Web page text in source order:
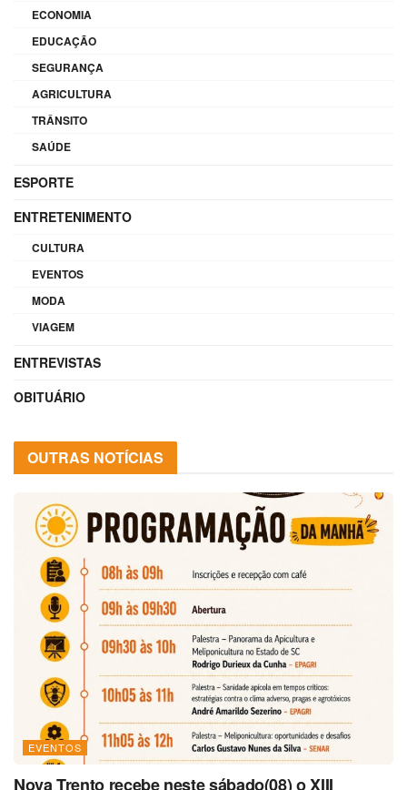
ECONOMIA
EDUCAÇÃO
SEGURANÇA
AGRICULTURA
TRÂNSITO
SAÚDE
ESPORTE
ENTRETENIMENTO
CULTURA
EVENTOS
MODA
VIAGEM
ENTREVISTAS
OBITUÁRIO
OUTRAS NOTÍCIAS
EVENTOS
Nova Trento recebe neste sábado(08) o XIII